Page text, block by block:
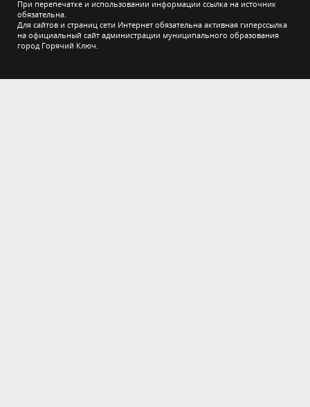
При перепечатке и использовании информации ссылка на источник
обязательна.
Для сайтов и страниц сети Интернет обязательна активная гиперссылка
на официальный сайт администрации муниципального образования
город Горячий Ключ.